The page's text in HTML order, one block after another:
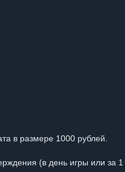
в размере 1000 рублей.
(в день игры или за 1